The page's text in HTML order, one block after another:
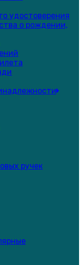
удостоверения
о рождении,
ручек